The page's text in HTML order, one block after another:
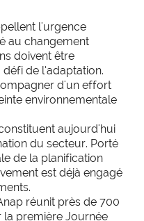
GHT
et interactifs pour
de performance.
l'IA en santé de l'Anap
et concrètes
et médico-sociales.
l'urgence
au changement
doivent être
de l’adaptation.
d'un effort
environnementale
aujourd'hui
du secteur. Porté
de la planification
est déjà engagé
réunit près de 700
première Journée